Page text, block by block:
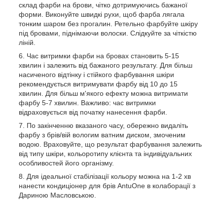
склад фарби на брови, чітко дотримуючись бажаної
форми. Виконуйте швидкі рухи, щоб фарба лягала
тонким шаром без прогалин. Ретельно фарбуйте шкіру
під бровами, піднімаючи волоски. Слідкуйте за чіткістю
ліній.
Час витримки фарби на бровах становить 5-15
хвилин і залежить від бажаного результату. Для більш
насиченого відтінку і стійкого фарбування шкіри
рекомендується витримувати фарбу від 10 до 15
хвилин. Для більш м'якого ефекту можна витримати
фарбу 5-7 хвилин. Важливо: час витримки
відраховується від початку нанесення фарби.
По закінченню вказаного часу, обережно видаліть
фарбу з брів/вій вологим ватним диском, змоченим
водою. Враховуйте, що результат фарбування залежить
від типу шкіри, кольоротипу клієнта та індивідуальних
особливостей його організму.
Для ідеальної стабілізації кольору можна на 1-2 хв
нанести кондиціонер для брів AntuOne в колаборації з
Дариною Масловською.